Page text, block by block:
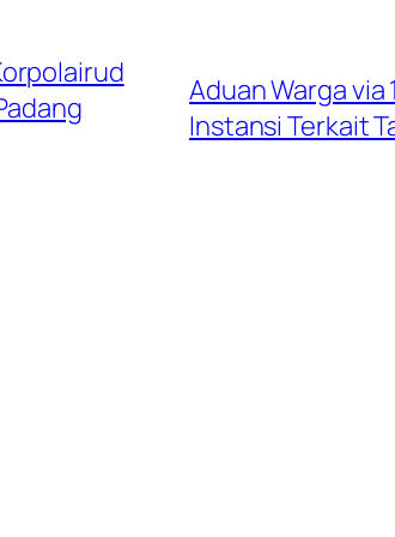
Aduan Warga via
Instansi Terkait